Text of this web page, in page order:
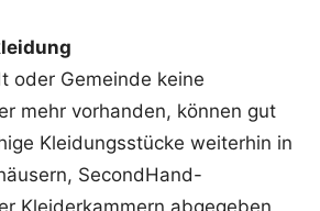
oder Gemeinde keine
mehr vorhanden, können gut
Kleidungsstücke weiterhin in
SecondHand-
Kleiderkammern abgegeben